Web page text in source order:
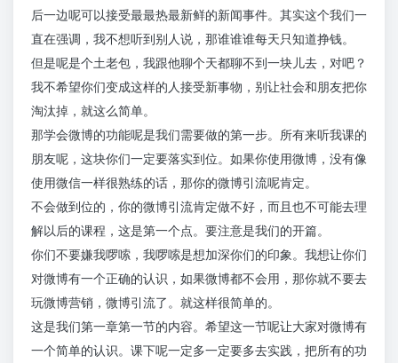
后一边呢可以接受最最热最新鲜的新闻事件。其实这个我们一
直在强调，我不想听到别人说，那谁谁谁每天只知道挣钱。
但是呢是个土老包，我跟他聊个天都聊不到一块儿去，对吧？
我不希望你们变成这样的人接受新事物，别让社会和朋友把你
淘汰掉，就这么简单。
那学会微博的功能呢是我们需要做的第一步。所有来听我课的
朋友呢，这块你们一定要落实到位。如果你使用微博，没有像
使用微信一样很熟练的话，那你的微博引流呢肯定。
不会做到位的，你的微博引流肯定做不好，而且也不可能去理
解以后的课程，这是第一个点。要注意是我们的开篇。
你们不要嫌我啰嗦，我啰嗦是想加深你们的印象。我想让你们
对微博有一个正确的认识，如果微博都不会用，那你就不要去
玩微博营销，微博引流了。就这样很简单的。
这是我们第一章第一节的内容。希望这一节呢让大家对微博有
一个简单的认识。课下呢一定多一定要多去实践，把所有的功